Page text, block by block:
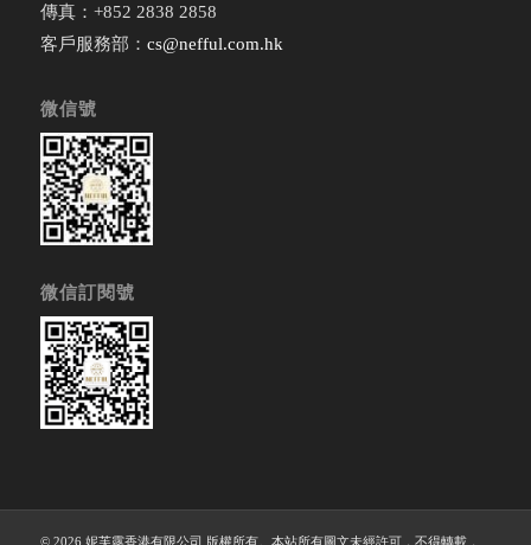
傳真：+852 2838 2858
客戶服務部： cs@nefful.com.hk
微信號
微信訂閱號
© 2026 妮芙露香港有限公司 版權所有。本站所有圖文未經許可，不得轉載，